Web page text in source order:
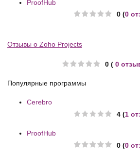
ProofHub
0 (0
Отзывы о Zoho Projects
0 ( 0
Популярные программы
Cerebro
4 (1
ProofHub
0 (0